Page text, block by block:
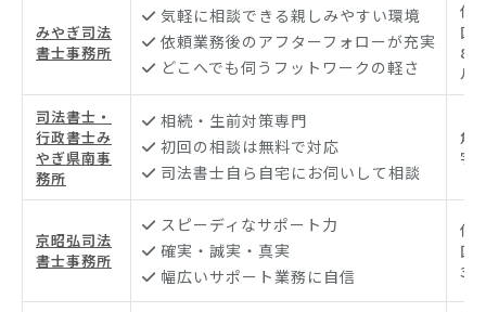
みやぎ司法
書士事務所
気軽に相談できる親しみやすい環境
依頼業務後のアフターフォローが充実
どこへでも伺うフットワークの軽さ
仙
区
8
ル
司法書士・
行政書士み
やぎ県南事
務所
相続・生前対策専門
初回の相談は無料で対応
司法書士自ら自宅にお伺いして相談
角
字
京昭弘司法
書士事務所
スピーディなサポート力
確実・誠実・真実
幅広いサポート業務に自信
仙
区
34